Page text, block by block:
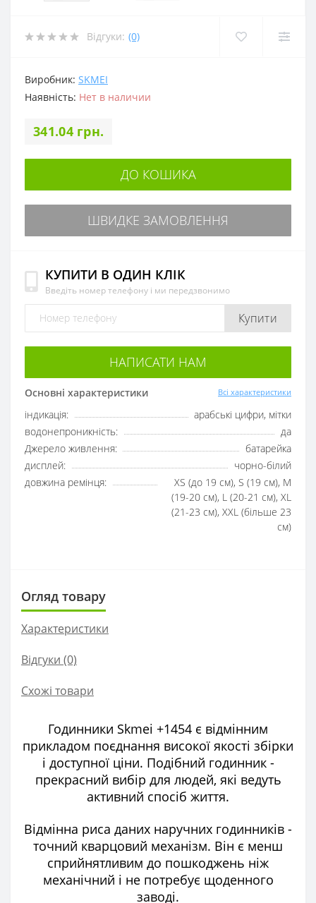
Відгуки: (0)
Виробник: SKMEI
Наявність: Нет в наличии
341.04 грн.
ДО КОШИКА
ШВИДКЕ ЗАМОВЛЕННЯ
КУПИТИ В ОДИН КЛІК
Введіть номер телефону і ми передзвонимо
Купити
НАПИСАТИ НАМ
Основні характеристики Всі характеристики
індикація:
арабські цифри, мітки
водонепроникність:
да
Джерело живлення:
батарейка
дисплей:
чорно-білий
довжина ремінця:
XS (до 19 см), S (19 см), M
(19-20 см), L (20-21 см), XL
(21-23 см), XXL (більше 23
см)
Огляд товару
Характеристики
Відгуки (0)
Схожі товари
Годинники Skmei +1454 є відмінним
прикладом поєднання високої якості збірки
і доступної ціни. Подібний годинник -
прекрасний вибір для людей, які ведуть
активний спосіб життя.
Відмінна риса даних наручних годинників -
точний кварцовий механізм. Він є менш
сприйнятливим до пошкоджень ніж
механічний і не потребує щоденного
заводі.